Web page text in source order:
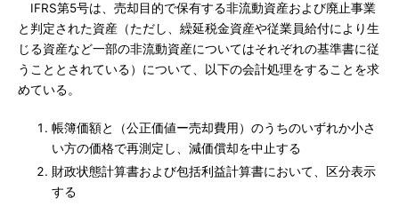
IFRS第5号は、売却目的で保有する非流動資産および廃止事業
と判定された資産（ただし、繰延税金資産や従業員給付により生
じる資産など一部の非流動資産についてはそれぞれの基準書に従
うこととされている）について、以下の会計処理をすることを求
めている。
帳簿価額と（公正価値ー売却費用）のうちのいずれか小さ
い方の価格で再測定し、減価償却を中止する
財政状態計算書および包括利益計算書において、区分表示
する